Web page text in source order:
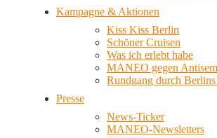
Kampagne & Aktionen
Kiss Kiss Berlin
Schöner Cruisen
Was ich erlebt habe
MANEO gegen
Rundgang durch
Presse
News-Ticker
MANEO-Newsletters